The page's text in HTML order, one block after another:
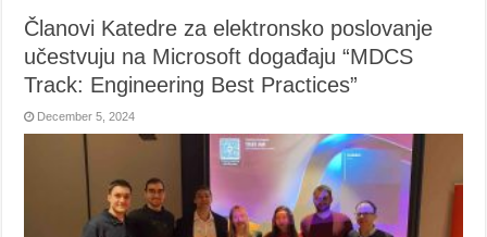
Članovi Katedre za elektronsko poslovanje
učestvuju na Microsoft događaju “MDCS
Track: Engineering Best Practices”
December 5, 2024